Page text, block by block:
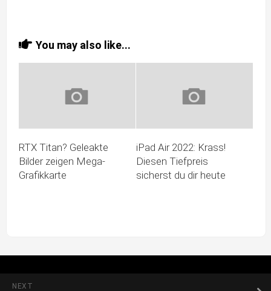
You may also like...
RTX Titan? Geleakte
Bilder zeigen Mega-
Grafikkarte
iPad Air 2022: Krass!
Diesen Tiefpreis
sicherst du dir heute
NEXT